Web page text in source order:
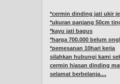
*cermin dinding jati ukir
*ukuran panjang 50cm
*kayu jati bagus
*harga 700.000 belum
*pemesanan 10hari kerja
silahkan hubungi kami
cermin hiasan dinding
selamat berbelanja....